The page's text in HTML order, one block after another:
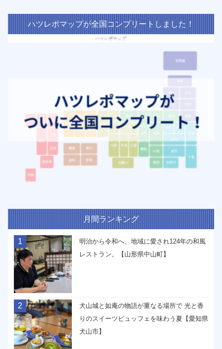
ハツレポマップが全国コンプリートしました！
月間ランキング
1
明治から令和へ、地域に愛され124年の和風
レストラン。【山形県中山町】
2
犬山城と如庵の物語が重なる場所で 光と香
りのスイーツビュッフェを味わう夏【愛知県
犬山市】